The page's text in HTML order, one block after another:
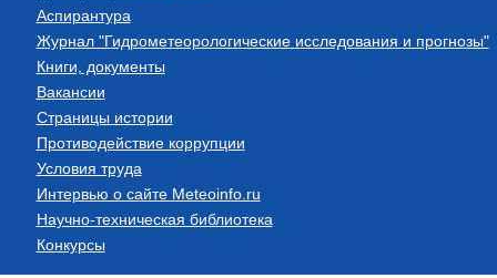
Аспирантура
Журнал "Гидрометеорологические исследования и прогнозы"
Книги, документы
Вакансии
Страницы истории
Противодействие коррупции
Условия труда
Интервью о сайте Meteoinfo.ru
Научно-техническая библиотека
Конкурсы